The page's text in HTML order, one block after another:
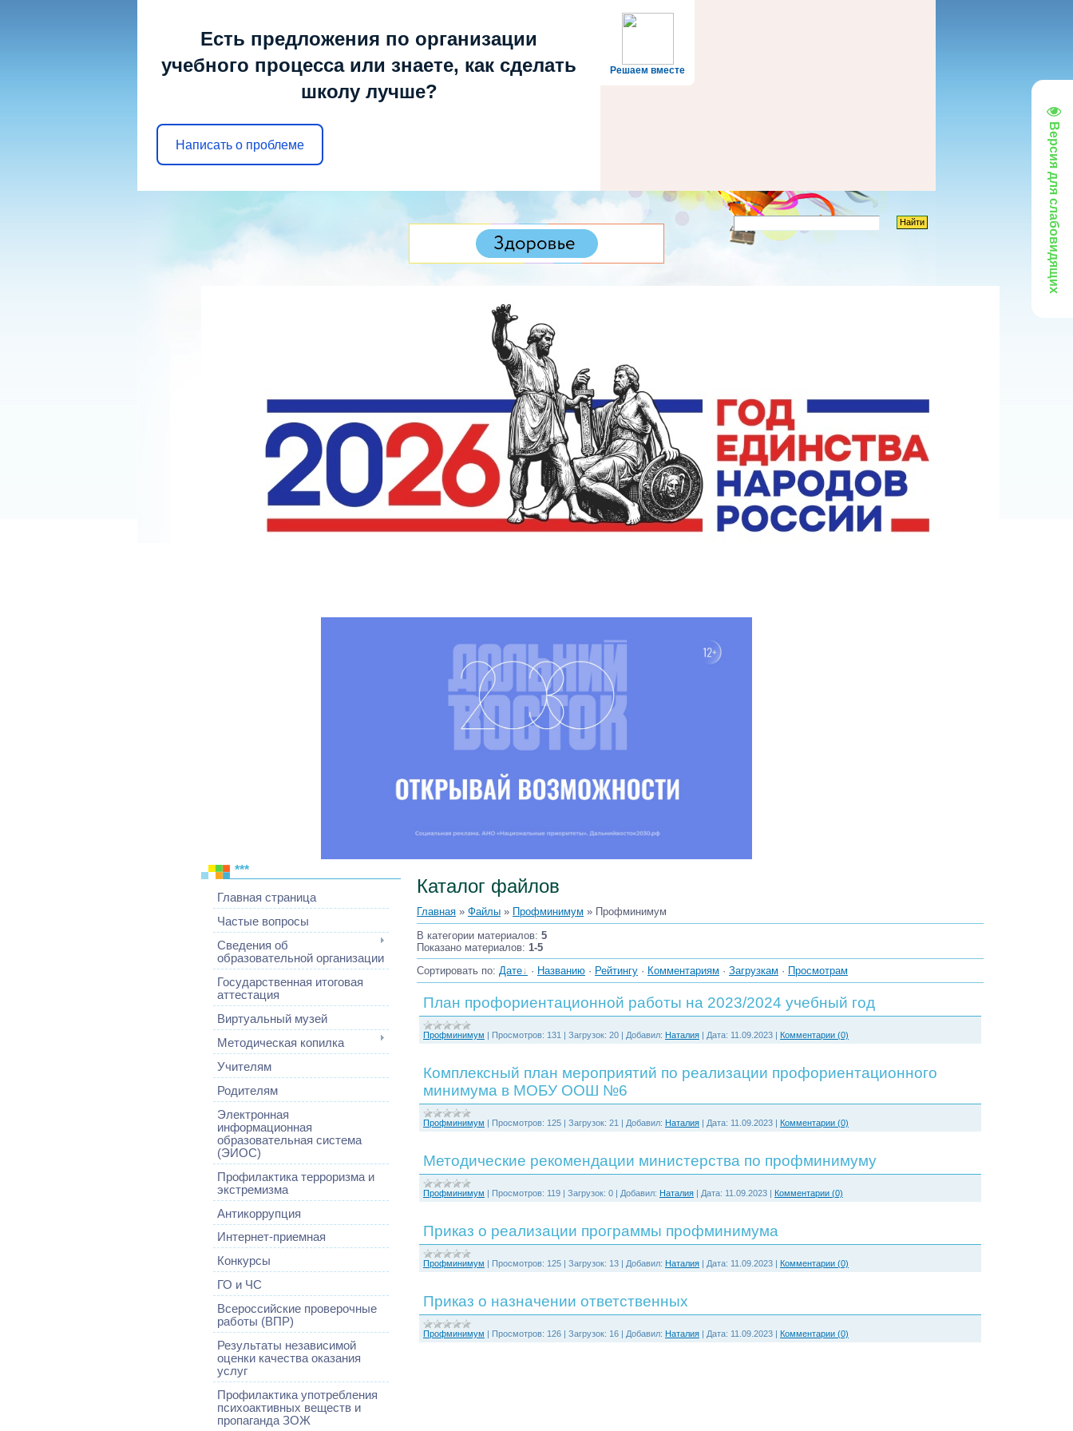
Версия для слабовидящих
МОБУ ООШ № 6
г. Арсеньев
Решаем вместе
Есть предложения по организации
учебного процесса или знаете, как сделать
школу лучше?
Написать о проблеме
***
Главная страница
Частые вопросы
Сведения об
образовательной организации
Государственная итоговая
аттестация
Виртуальный музей
Методическая копилка
Учителям
Родителям
Электронная
информационная
образовательная система
(ЭИОС)
Профилактика терроризма и
экстремизма
Антикоррупция
Интернет-приемная
Конкурсы
ГО и ЧС
Всероссийские проверочные
работы (ВПР)
Результаты независимой
оценки качества оказания
услуг
Профилактика употребления
психоактивных веществ и
пропаганда ЗОЖ
Каталог файлов
Главная » Файлы » Профминимум » Профминимум
В категории материалов: 5
Показано материалов: 1-5
Сортировать по: Дате · Названию · Рейтингу · Комментариям · Загрузкам · Просмотрам
План профориентационной работы на 2023/2024 учебный год
Профминимум Просмотров: 131 Загрузок: 20 Добавил: Наталия Дата: 11.09.2023 Комментарии (0)
Комплексный план мероприятий по реализации профориентационного
минимума в МОБУ ООШ №6
Профминимум Просмотров: 125 Загрузок: 21 Добавил: Наталия Дата: 11.09.2023 Комментарии (0)
Методические рекомендации министерства по профминимуму
Профминимум Просмотров: 119 Загрузок: 0 Добавил: Наталия Дата: 11.09.2023 Комментарии (0)
Приказ о реализации программы профминимума
Профминимум Просмотров: 125 Загрузок: 13 Добавил: Наталия Дата: 11.09.2023 Комментарии (0)
Приказ о назначении ответственных
Профминимум Просмотров: 126 Загрузок: 16 Добавил: Наталия Дата: 11.09.2023 Комментарии (0)